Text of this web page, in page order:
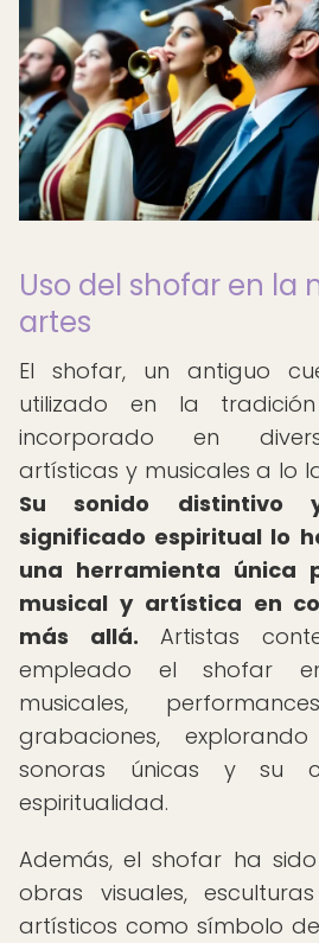
Uso del shofar en la
artes
El shofar, un antiguo
utilizado en la
incorporado en
artísticas y musicales a lo
Su sonido distintivo
significado espiritual lo
una herramienta única
musical y artística en
más allá. Artistas
empleado el shofar en
musicales,
grabaciones,
sonoras únicas y su
espiritualidad.
Además, el shofar ha
obras visuales,
artísticos como símbolo